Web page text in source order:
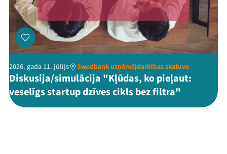
2026. gada 11. jūlijs Swedbank uzņēmējdarbības skatuve
Diskusija/simulācija "Kļūdas, ko pieļaut:
veselīgs startup dzīves cikls bez filtra"